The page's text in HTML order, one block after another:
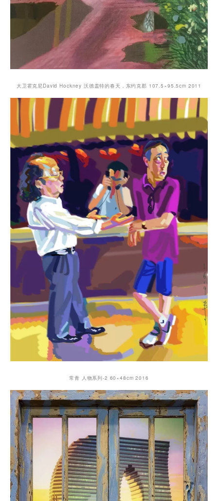
大卫霍克尼David Hockney 沃德盖特的春天，东约克郡 107.5×95.5cm 2011
常青 人物系列-2 60×48cm 2016